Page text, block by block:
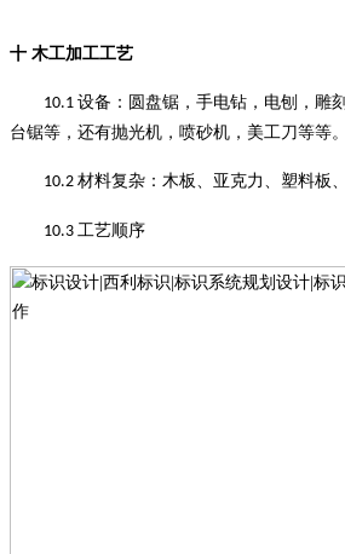
十 木工加工工艺
10.1 设备 ： 圆盘锯，手电钻，电刨，雕
台锯等，还有抛光机，喷砂机，美工刀等等。
10.2 材料复杂 ： 木板、亚克力、塑料板
10.3 工艺顺序